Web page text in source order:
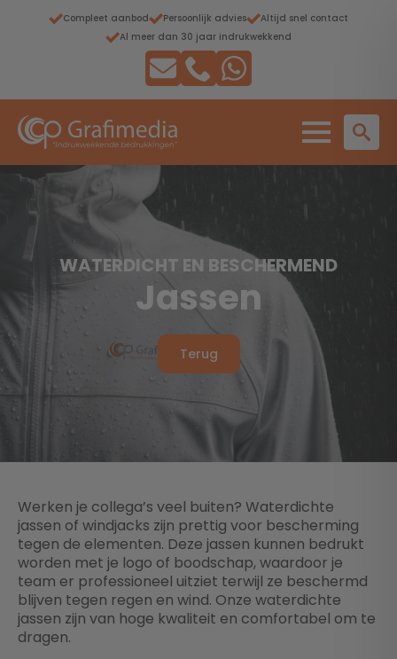
Compleet aanbod Persoonlijk advies
Altijd snel contact
Al meer dan 30 jaar indrukwekkend
WATERDICHT EN BESCHERMEND
Jassen
Terug
Werken je collega’s veel buiten? Waterdichte
jassen of windjacks zijn prettig voor bescherming
tegen de elementen. Deze jassen kunnen bedrukt
worden met je logo of boodschap, waardoor je
team er professioneel uitziet terwijl ze beschermd
blijven tegen regen en wind. Onze waterdichte
jassen zijn van hoge kwaliteit en comfortabel om te
dragen.